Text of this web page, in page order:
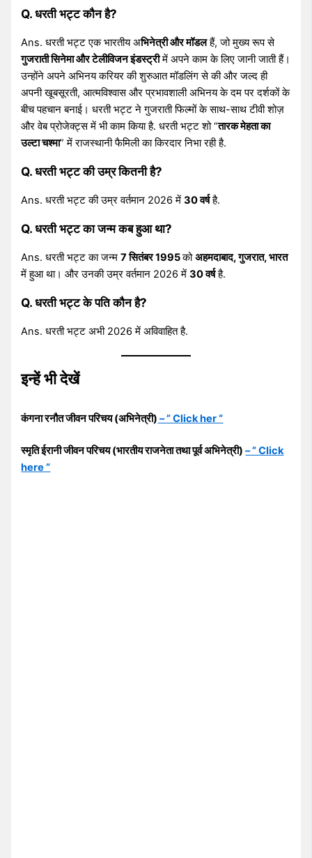
Q. धरती भट्ट कौन है?
Ans. धरती भट्ट एक भारतीय अभिनेत्री और मॉडलहैं, जो मुख्य रूप से
गुजराती सिनेमा और टेलीविजन इंडस्ट्रीमें अपने काम के लिए जानी जाती हैं।
उन्होंने अपने अभिनय करियर की शुरुआत मॉडलिंग से की और जल्द ही
अपनी खूबसूरती, आत्मविश्वास और प्रभावशाली अभिनय के दम पर दर्शकों के
बीच पहचान बनाई। धरती भट्ट ने गुजराती फिल्मों के साथ-साथ टीवी शोज़
और वेब प्रोजेक्ट्स में भी काम किया है. धरती भट्ट शो “तारक मेहता का
उल्टा चश्मा” में राजस्थानी फैमिली का किरदार निभा रही है.
Q. धरती भट्ट की उम्र कितनी है?
Ans. धरती भट्ट की उम्र वर्तमान 2026 में30 वर्षहै.
Q. धरती भट्ट का जन्म कब हुआ था?
Ans. धरती भट्ट का जन्म7 सितंबर 1995कोअहमदाबाद, गुजरात, भारत
में हुआ था। और उनकी उम्र वर्तमान 2026 में30 वर्षहै.
Q. धरती भट्ट के पति कौन है?
Ans. धरती भट्ट अभी 2026 में अविवाहित है.
इन्हें भी देखें
कंगना रनौत जीवन परिचय (अभिनेत्री) – ” Click her “
स्मृति ईरानी जीवन परिचय (भारतीय राजनेता तथा पूर्व अभिनेत्री)– ” Click
here “